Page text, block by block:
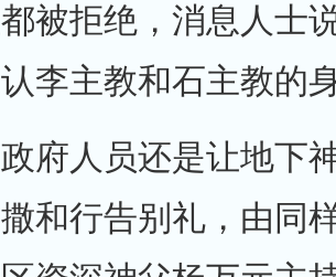
被拒绝，消息人士
李主教和石主教的
府人员还是让地下
和行告别礼，由同